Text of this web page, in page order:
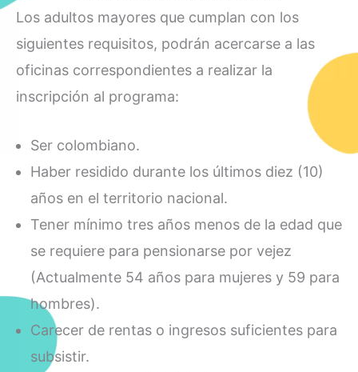
Los adultos mayores que cumplan con los
siguientes requisitos, podrán acercarse a las
oficinas correspondientes a realizar la
inscripción al programa:
Ser colombiano.
Haber residido durante los últimos diez (10)
años en el territorio nacional.
Tener mínimo tres años menos de la edad que
se requiere para pensionarse por vejez
(Actualmente 54 años para mujeres y 59 para
hombres).
Carecer de rentas o ingresos suficientes para
subsistir.